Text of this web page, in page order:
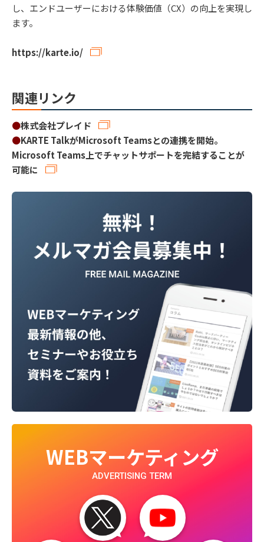
し、エンドユーザーにおける体験価値（CX）の向上を実現し
ます。
https://karte.io/
関連リンク
●株式会社プレイド
●KARTE TalkがMicrosoft Teamsとの連携を開始。
Microsoft Teams上でチャットサポートを完結することが
可能に
WEBマーケティング
ADVERTISING TERM